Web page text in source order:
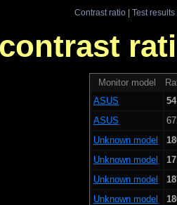
Contrast ratio| Test results
Monitor model
ASUS
ASUS
Unknown model
Unknown model
Unknown model
Unknown model